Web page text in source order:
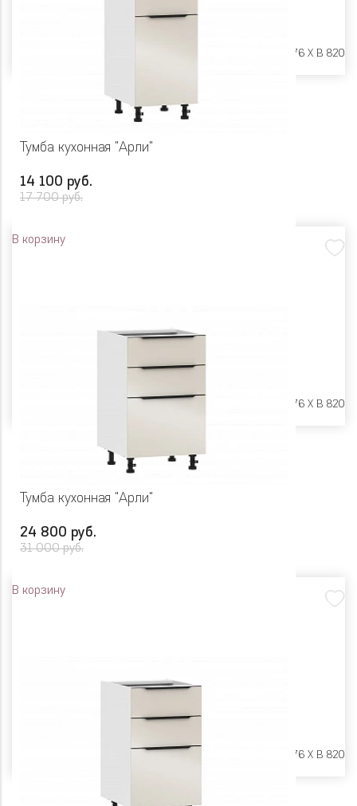
Ш 450 X Г 576 X В 820
Тумба кухонная "Арли"
14 100 руб.
17 700 руб.
В корзину
Ш 400 X Г 576 X В 820
Тумба кухонная "Арли"
24 800 руб.
31 000 руб.
В корзину
Ш 500 X Г 576 X В 820